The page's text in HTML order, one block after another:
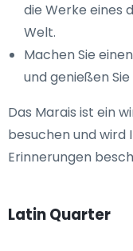
die Werke eines
Welt.
Machen Sie
und genießen
Das Marais ist ein
besuchen und wird
Erinnerungen
Latin Quarter